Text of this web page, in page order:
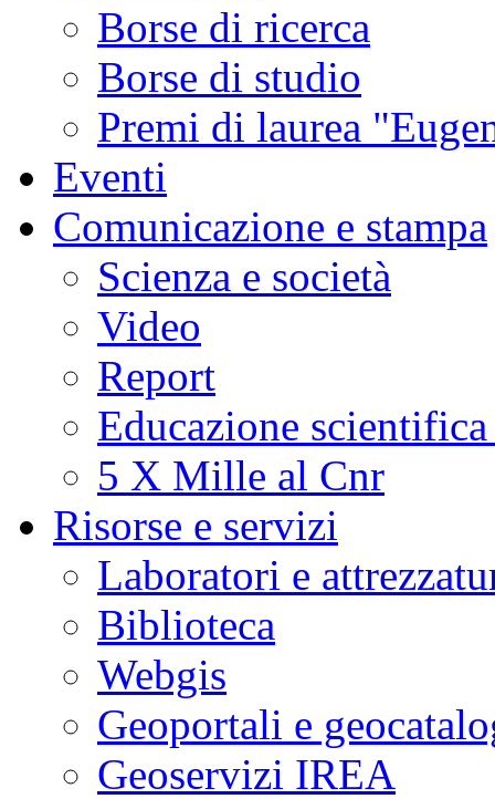
Borse di ricerca
Borse di studio
Premi di laurea
Eventi
Comunicazione e stampa
Scienza e società
Video
Report
Educazione
5 X Mille al Cnr
Risorse e servizi
Laboratori e
Biblioteca
Webgis
Geoportali e
Geoservizi IREA